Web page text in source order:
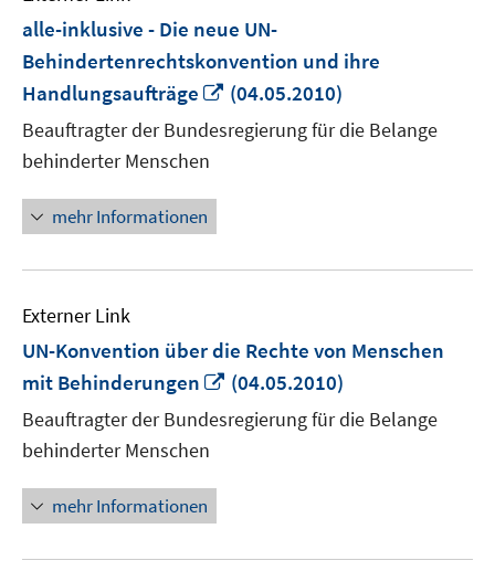
alle-inklusive - Die neue UN-
Behindertenrechtskonvention und ihre
Handlungsaufträge
In
neuem
Fenster
(04.05.2010)
Beauftragter der Bundesregierung für die Belange
behinderter Menschen
mehr Informationen
Externer Link
UN-Konvention über die Rechte von Menschen
mit Behinderungen
In
neuem
Fenster
(04.05.2010)
Beauftragter der Bundesregierung für die Belange
behinderter Menschen
mehr Informationen